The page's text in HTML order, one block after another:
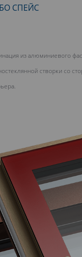
СПЕЙС
из алюминиевого
створки со